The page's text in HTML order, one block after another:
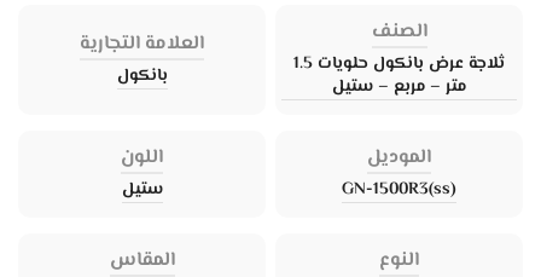
الصنف
ثلاجة عرض بانكول حلويات 1.5
متر – مربع – ستيل
العلامة التجارية
بانكول
الموديل
GN-1500R3(ss)
اللون
ستيل
النوع المقاس